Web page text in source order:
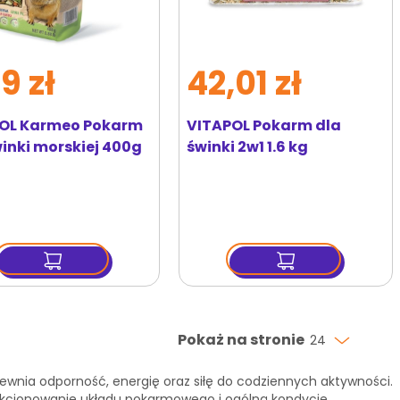
Karmeo Pokarm
morskiej 400g
zł
VITAPOL Pokarm dla
świnki 2w1 1.6 kg
42,01 zł
Pokaż na stronie 24
odporność, energię oraz siłę do codziennych aktywności.